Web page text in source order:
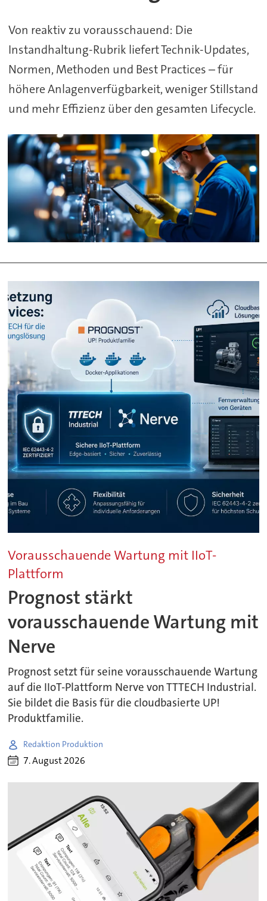
Von reaktiv zu vorausschauend: Die
Instandhaltung-Rubrik liefert Technik-Updates,
Normen, Methoden und Best Practices – für
höhere Anlagenverfügbarkeit, weniger Stillstand
und mehr Effizienz über den gesamten Lifecycle.
Vorausschauende Wartung mit IIoT-
Plattform
Prognost stärkt
vorausschauende Wartung mit
Nerve
Prognost setzt für seine vorausschauende Wartung
auf die IIoT-Plattform Nerve von TTTECH Industrial.
Sie bildet die Basis für die cloudbasierte UP!
Produktfamilie.
Redaktion Produktion
7. August 2026